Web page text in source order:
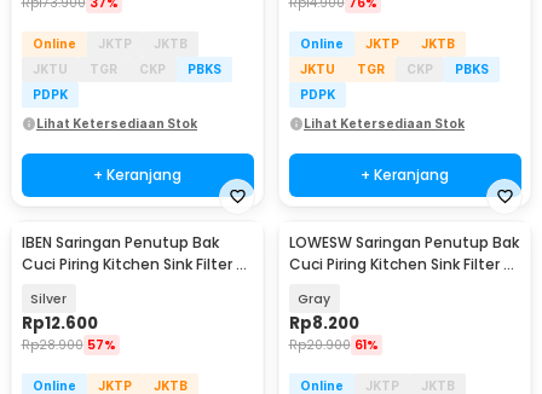
Online JKTP
JKTB
JKTU
TGR CKP
PBKS
PDPK
Lihat Ketersediaan Stok
+ Keranjang
Online JKTP
JKTB
JKTU
TGR CKP
PBKS
PDPK
Lihat Ketersediaan Stok
+ Keranjang
IBEN Saringan Penutup Bak
Cuci Piring Kitchen Sink Filter 2
Silver
Rp12.600
Rp28.900 57%
Online JKTP
JKTB
LOWESW Saringan Penutup Bak
Cuci Piring Kitchen Sink Filter -
Gray
Rp8.200
Rp20.900 61%
Online JKTP
JKTB